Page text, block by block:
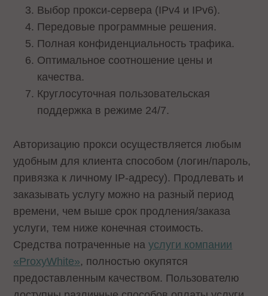
Выбор прокси-сервера (IPv4 и IPv6).
Передовые программные решения.
Полная конфиденциальность трафика.
Оптимальное соотношение цены и
качества.
Круглосуточная пользовательская
поддержка в режиме 24/7.
Авторизацию прокси осуществляется любым
удобным для клиента способом (логин/пароль,
привязка к личному IP-адресу). Продлевать и
заказывать услугу можно на разный период
времени, чем выше срок продления/заказа
услуги, тем ниже конечная стоимость.
Средства потраченные науслуги компании
«ProxyWhite», полностью окупятся
предоставленным качеством. Пользователю